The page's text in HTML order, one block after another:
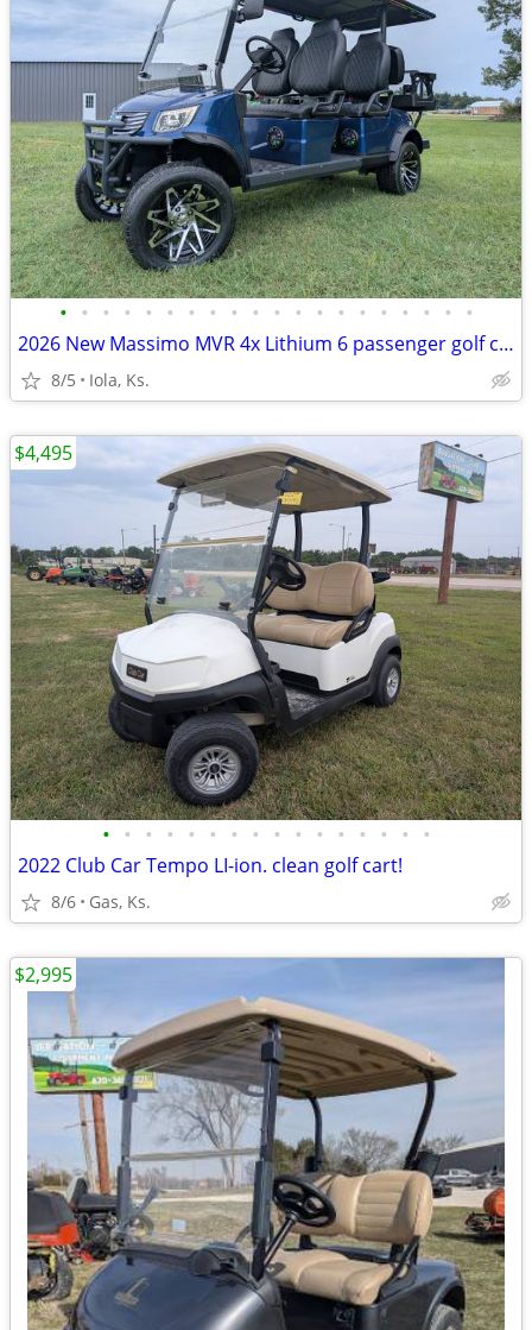
• • • • • • • • • • • • • • • • • • • •
2026 New Massimo MVR 4x Lithium 6 passenger golf cart!
8/5 Iola, Ks.
• • • • • • • • • • • • • • • •
2022 Club Car Tempo LI-ion. clean golf cart!
8/6 Gas, Ks.
$4,495
$2,995